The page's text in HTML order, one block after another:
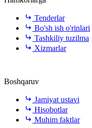
Tenderlar
Bo'sh ish o'rinlari
Tashkiliy tuzilma
Xizmarlar
Boshqaruv
Jamiyat ustavi
Hisobotlar
Muhim faktlar